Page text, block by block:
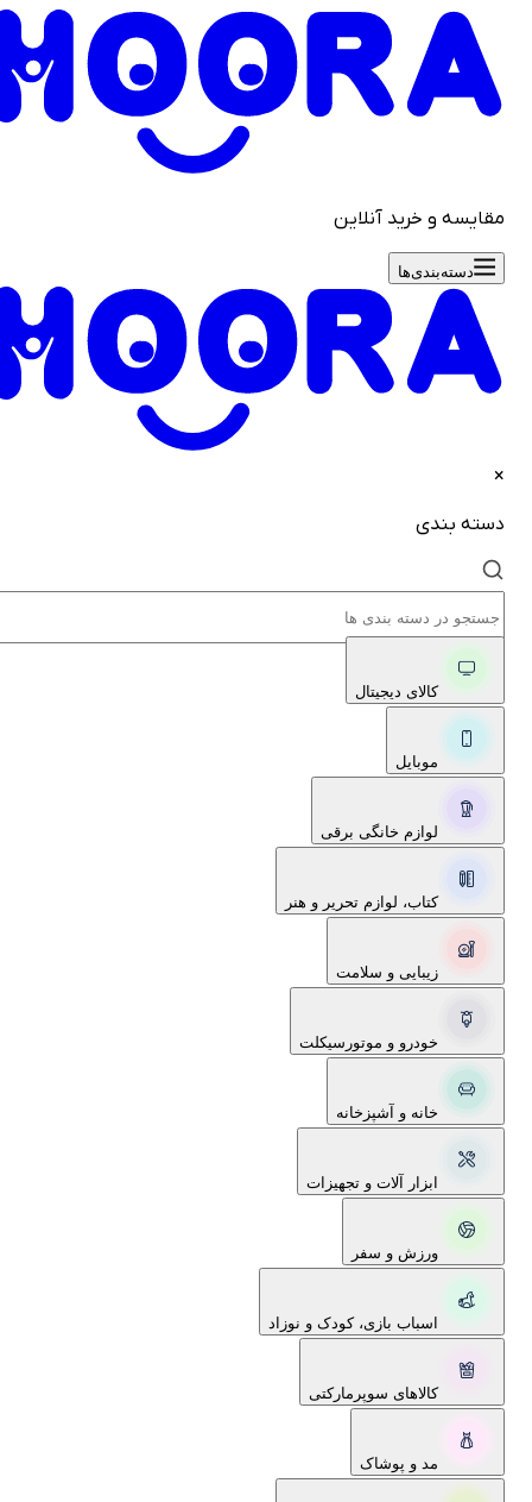
و خرید آنلاین
دسته‌بندی‌ها
بندی
کالای دیجیتال
موبایل
لوازم خانگی برقی
کتاب، لوازم تحریر و هنر
زیبایی و سلامت
خودرو و موتورسیکلت
خانه و آشپزخانه
ابزار آلات و تجهیزات
ورزش و سفر
اسباب بازی، کودک و نوزاد
کالاهای سوپرمارکتی
مد و پوشاک